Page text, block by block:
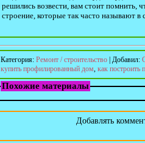
решились возвести, вам стоит помнить,
строение, которые так часто называют
Категория: Ремонт / строительство Добавил:
купить профилированный дом, как
Похожие материалы
Добавлять